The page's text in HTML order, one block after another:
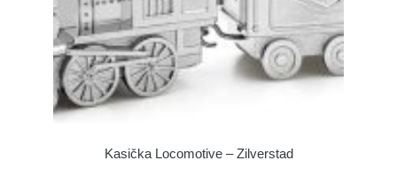
Kasička Locomotive – Zilverstad